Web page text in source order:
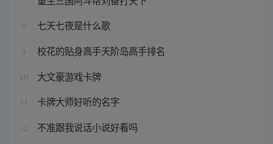
8 七天七夜是什么歌
9 校花的贴身高手天阶岛高手排名
10 大文豪游戏卡牌
卡牌大师好听的名字
12 不准跟我说话小说好看吗